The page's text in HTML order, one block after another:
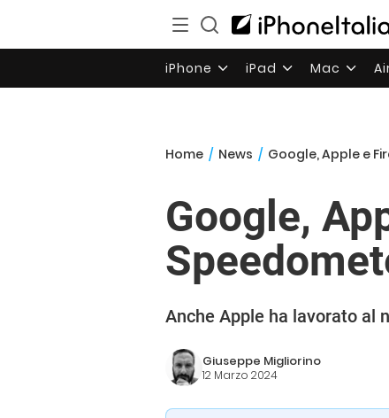
iPhone iPad Mac
Home / News / Google, Apple e
Google,
Anche Apple ha lavorato al
Giuseppe Migliorino
12 Marzo 2024